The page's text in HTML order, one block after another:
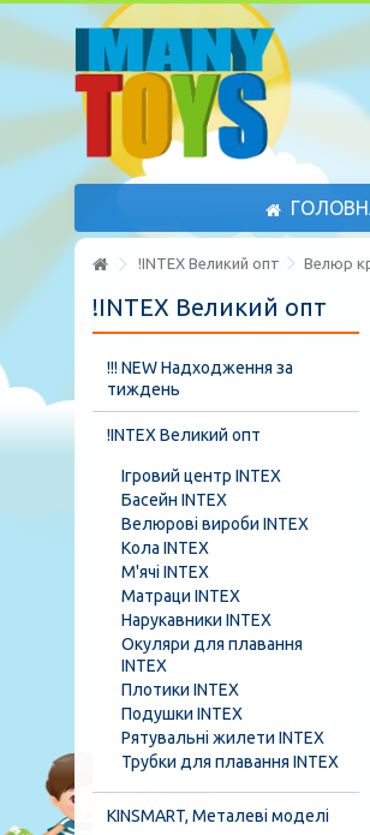
!INTEX Великий опт Велюр
!INTEX Великий опт
!!! NEW Надходження за
тиждень
!INTEX Великий опт
Ігровий центр INTEX
Басейн INTEX
Велюрові вироби INTEX
Кола INTEX
М'ячі INTEX
Матраци INTEX
Нарукавники INTEX
Окуляри для плавання
INTEX
Плотики INTEX
Подушки INTEX
Рятувальні жилети INTEX
Трубки для плавання INTEX
KINSMART, Металеві моделі